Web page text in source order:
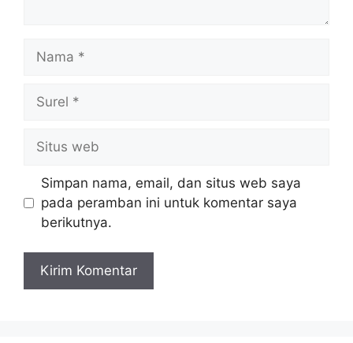
web
Simpan nama, email, dan situs web saya
pada peramban ini untuk komentar saya
berikutnya.